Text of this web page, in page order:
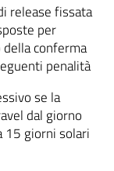
release fissata
per
conferma
penalità
se la
dal giorno
15 giorni solari